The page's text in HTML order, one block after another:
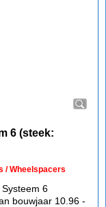
6 (steek:
/ Wheelspacers
6
bouwjaar 10.96 -